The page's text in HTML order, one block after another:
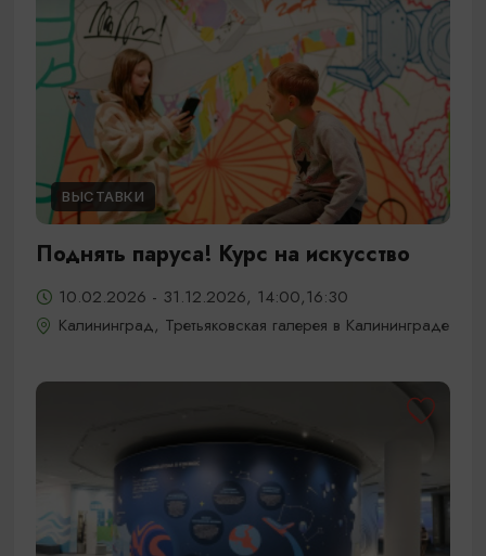
ВЫСТАВКИ
Поднять паруса! Курс на искусство
10.02.2026 - 31.12.2026, 14:00,16:30
Калининград, Третьяковская галерея в Калининграде